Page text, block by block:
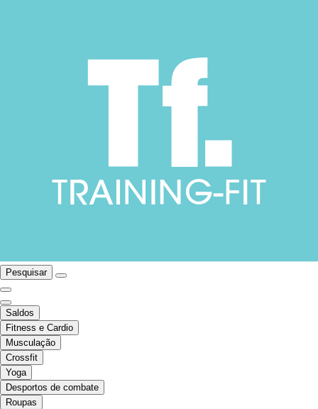
Pesquisar
Saldos
Fitness e Cardio
Musculação
Crossfit
Yoga
Desportos de combate
Roupas